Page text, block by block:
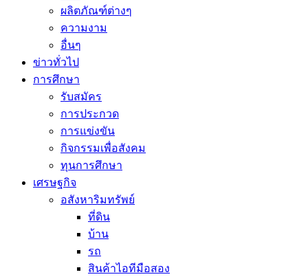
ผลิตภัณฑ์ต่างๆ
ความงาม
อื่นๆ
ข่าวทั่วไป
การศึกษา
รับสมัคร
การประกวด
การแข่งขัน
กิจกรรมเพื่อสังคม
ทุนการศึกษา
เศรษฐกิจ
อสังหาริมทรัพย์
ที่ดิน
บ้าน
รถ
สินค้าไอทีมือสอง